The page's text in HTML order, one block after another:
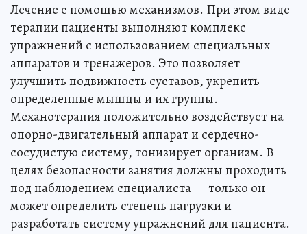
Лечение с помощью механизмов. При этом виде
терапии пациенты выполняют комплекс
упражнений с использованием специальных
аппаратов и тренажеров. Это позволяет
улучшить подвижность суставов, укрепить
определенные мышцы и их группы.
Механотерапия положительно воздействует на
опорно-двигательный аппарат и сердечно-
сосудистую систему, тонизирует организм. В
целях безопасности занятия должны проходить
под наблюдением специалиста — только он
может определить степень нагрузки и
разработать систему упражнений для пациента.